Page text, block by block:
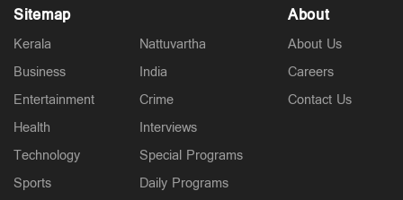
Sitemap
Kerala
Business
Entertainment
Health
Technology
Sports
Nattuvartha
India
Crime
Interviews
Special Programs
Daily Programs
About
About Us
Careers
Contact Us